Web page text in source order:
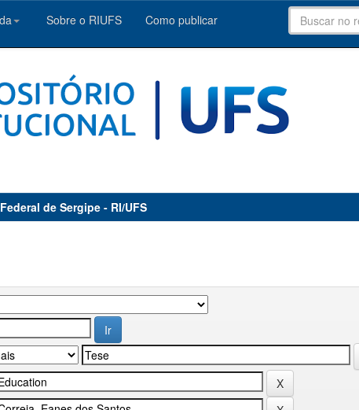
Sobre o RIUFS Como publicar
de Sergipe - RI/UFS